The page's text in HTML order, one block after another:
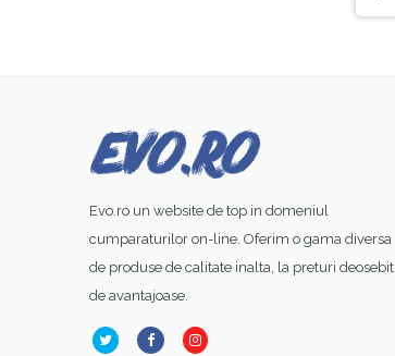
Evo.ro un website de top in domeniul
cumparaturilor on-line. Oferim o gama diversa
de produse de calitate inalta, la preturi deosebit
de avantajoase.
-8%
99lei
Base Coat Gel FSM
Nr.13, Hema Free